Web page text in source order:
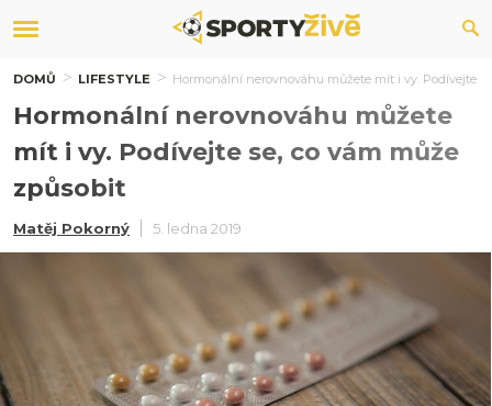
DOMŮ LIFESTYLE Hormonální nerovnováhu můžete mít i vy. Podívejte
Hormonální nerovnováhu můžete
mít i vy. Podívejte se, co vám může
způsobit
Matěj Pokorný 5. ledna 2019